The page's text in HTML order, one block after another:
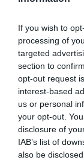
If you wish to
processing of
targeted
section to
opt-out request
interest-based
us or personal
your opt-out.
disclosure of
IAB’s list of
also be